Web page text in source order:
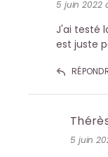
5 juin 2022
J'ai testé
est juste
5 juin